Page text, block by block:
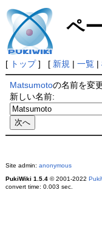
ペ
[ トップ] [ 新規 | 一覧|
Matsumotoの名前を変
新しい名前:
Site admin: anonymous
PukiWiki 1.5.4© 2001-2022
convert time: 0.003 sec.